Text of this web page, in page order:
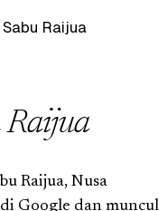
Sabu Raijua
Raijua
Raijua, Nusa
Google dan muncul